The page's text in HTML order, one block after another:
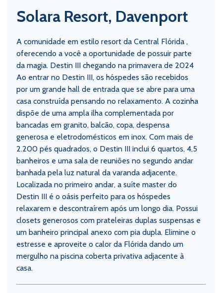
Solara Resort, Davenport
A comunidade em estilo resort da Central Flórida ,
oferecendo a você a oportunidade de possuir parte
da magia. Destin III chegando na primavera de 2024
Ao entrar no Destin III, os hóspedes são recebidos
por um grande hall de entrada que se abre para uma
casa construída pensando no relaxamento. A cozinha
dispõe de uma ampla ilha complementada por
bancadas em granito, balcão, copa, despensa
generosa e eletrodomésticos em inox. Com mais de
2.200 pés quadrados, o Destin III inclui 6 quartos, 4,5
banheiros e uma sala de reuniões no segundo andar
banhada pela luz natural da varanda adjacente.
Localizada no primeiro andar, a suíte master do
Destin III é o oásis perfeito para os hóspedes
relaxarem e descontraírem após um longo dia. Possui
closets generosos com prateleiras duplas suspensas e
um banheiro principal anexo com pia dupla. Elimine o
estresse e aproveite o calor da Flórida dando um
mergulho na piscina coberta privativa adjacente à
casa.